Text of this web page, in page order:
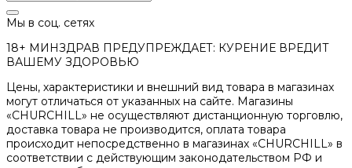
Мы в соц. сетях
18+ МИНЗДРАВ ПРЕДУПРЕЖДАЕТ: КУРЕНИЕ ВРЕДИТ
ВАШЕМУ ЗДОРОВЬЮ
Цены, характеристики и внешний вид товара в магазинах
могут отличаться от указанных на сайте. Магазины
«CHURCHILL» не осуществляют дистанционную торговлю,
доставка товара не производится, оплата товара
происходит непосредственно в магазинах «CHURCHILL» в
соответствии с действующим законодательством РФ и